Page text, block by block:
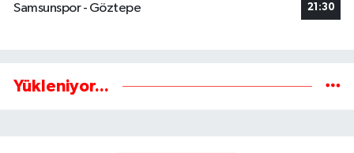
Samsunspor - Göztepe
21:30
Yükleniyor...